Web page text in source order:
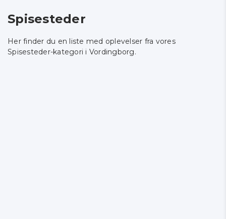
Spisesteder
Her finder du en liste med oplevelser fra vores
Spisesteder-kategori i Vordingborg.